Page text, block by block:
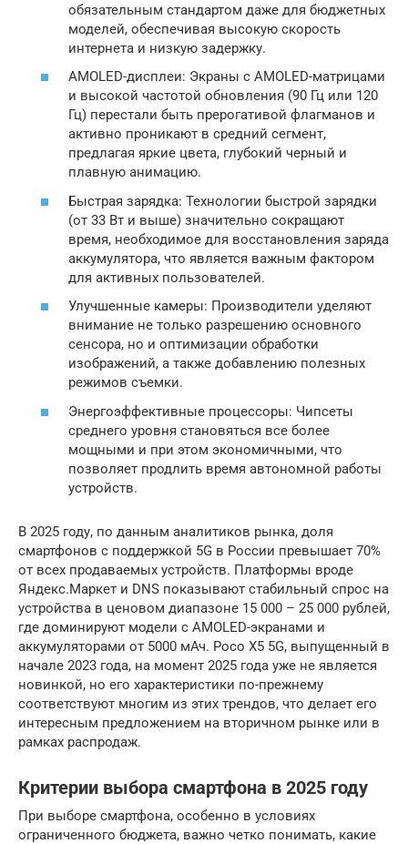
обязательным стандартом даже для бюджетных
моделей, обеспечивая высокую скорость
интернета и низкую задержку.
AMOLED-дисплеи: Экраны с AMOLED-матрицами
и высокой частотой обновления (90 Гц или 120
Гц) перестали быть прерогативой флагманов и
активно проникают в средний сегмент,
предлагая яркие цвета, глубокий черный и
плавную анимацию.
Быстрая зарядка: Технологии быстрой зарядки
(от 33 Вт и выше) значительно сокращают
время, необходимое для восстановления заряда
аккумулятора, что является важным фактором
для активных пользователей.
Улучшенные камеры: Производители уделяют
внимание не только разрешению основного
сенсора, но и оптимизации обработки
изображений, а также добавлению полезных
режимов съемки.
Энергоэффективные процессоры: Чипсеты
среднего уровня становяться все более
мощными и при этом экономичными, что
позволяет продлить время автономной работы
устройств.
В 2025 году, по данным аналитиков рынка, доля
смартфонов с поддержкой 5G в России превышает 70%
от всех продаваемых устройств. Платформы вроде
Яндекс.Маркет и DNS показывают стабильный спрос на
устройства в ценовом диапазоне 15 000 – 25 000 рублей,
где доминируют модели с AMOLED-экранами и
аккумуляторами от 5000 мАч. Poco X5 5G, выпущенный в
начале 2023 года, на момент 2025 года уже не является
новинкой, но его характеристики по-прежнему
соответствуют многим из этих трендов, что делает его
интересным предложением на вторичном рынке или в
рамках распродаж.
Критерии выбора смартфона в 2025 году
При выборе смартфона, особенно в условиях
ограниченного бюджета, важно четко понимать, какие